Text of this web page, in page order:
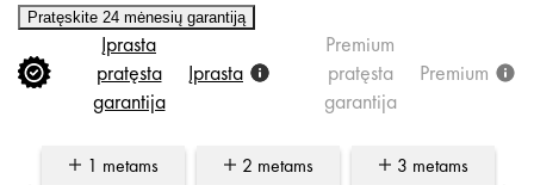
Pratęskite 24 mėnesių garantiją
Įprasta
pratęsta
garantija
Įprasta
Premium
pratęsta
garantija
Premium
1 metams 2 metams 3 metams